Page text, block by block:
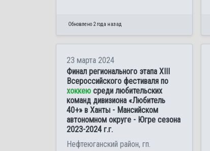
Обновлено 2 года назад
23 марта 2024
Финал регионального этапа ХIII
Всероссийского фестиваля по
хоккею среди любительских
команд дивизиона «Любитель
40+» в Ханты - Мансийском
автономном округе - Югре сезона
2023-2024 г.г.
Нефтеюганский район, гп.